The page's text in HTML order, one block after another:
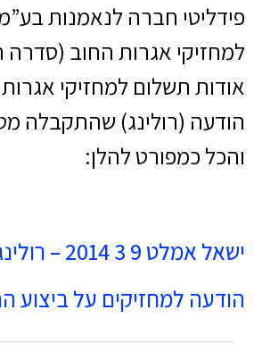
פידליטי חברה לנאמנות
למחזיקי אגרות החוב
אודות תשלום למחזיקי
הודעה (רולינג) שהתקבלה
והכל כמפורט להלן:
ישאל אמלט 9 3 2014 – רולינג
הודעה למחזיקים על ביצוע